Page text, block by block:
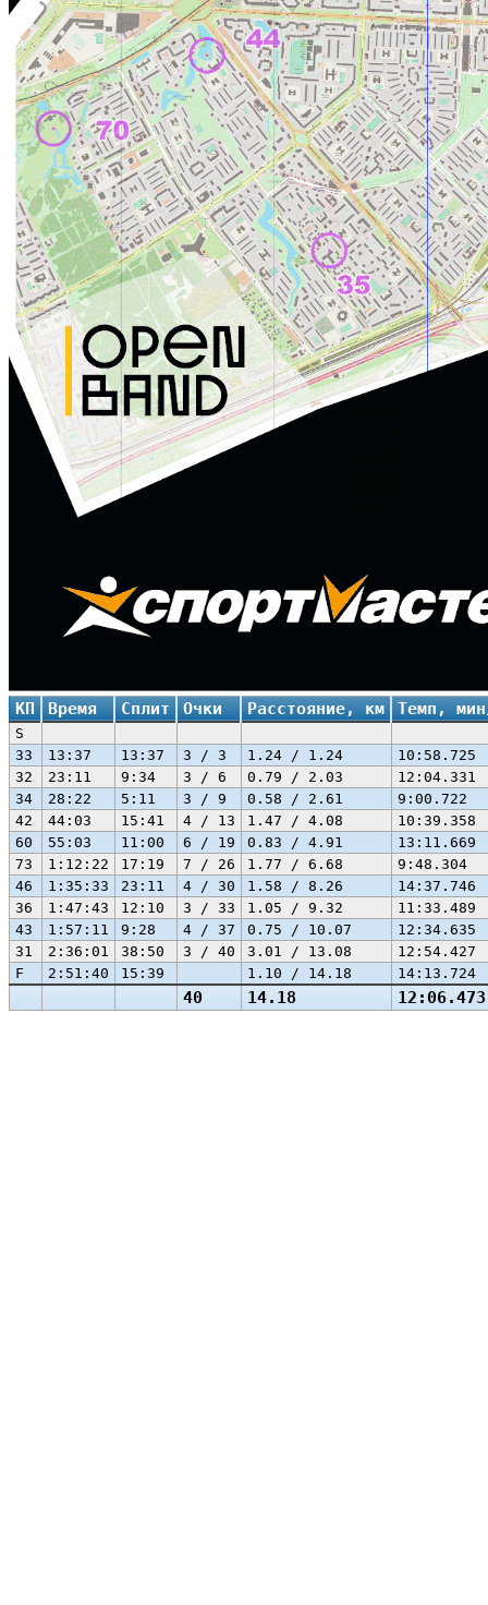
КП Время Сплит Очки Расстояние, км Темп,
40 14.18 12:06.473
S
33
13:37 13:37 3 / 3 1.24 / 1.24
10:58.725
32
23:11 9:34 3 / 6 0.79 / 2.03
12:04.331
34
28:22 5:11 3 / 9 0.58 / 2.61
9:00.722
42
44:03 15:41 4 / 13 1.47 / 4.08
10:39.358
60
55:03 11:00 6 / 19 0.83 / 4.91
13:11.669
73
1:12:22 17:19 7 / 26 1.77 / 6.68
9:48.304
46
1:35:33 23:11 4 / 30 1.58 / 8.26
14:37.746
36
1:47:43 12:10 3 / 33 1.05 / 9.32
11:33.489
43
1:57:11 9:28 4 / 37 0.75 / 10.07
12:34.635
31
2:36:01 38:50 3 / 40 3.01 / 13.08
12:54.427
F
2:51:40 15:39 1.10 / 14.18 14:13.724